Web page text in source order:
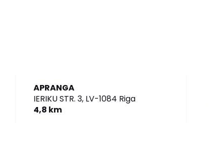
APRANGA
IERIKU STR. 3, LV-1084 Riga
4,8 km